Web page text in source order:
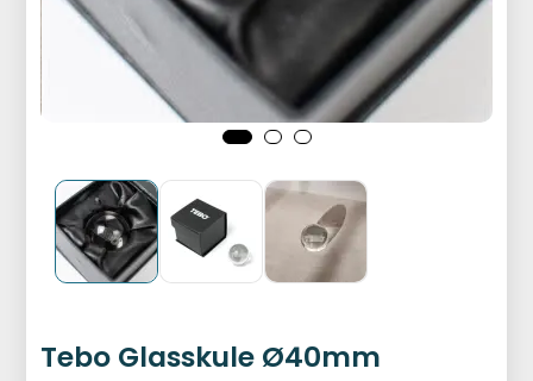
Tebo Glasskule Ø40mm